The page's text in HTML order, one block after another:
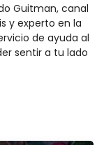
Guitman, canal
y experto en la
de ayuda al
sentir a tu lado